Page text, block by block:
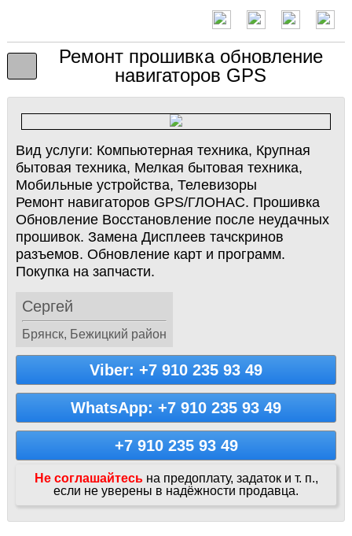
Ремонт прошивка обновление
навигаторов GPS
Вид услуги: Компьютерная техника, Крупная
бытовая техника, Мелкая бытовая техника,
Мобильные устройства, Телевизоры
Ремонт навигаторов GPS/ГЛОНАС. Прошивка
Обновление Восстановление после неудачных
прошивок. Замена Дисплеев тачскринов
разъемов. Обновление карт и программ.
Покупка на запчасти.
Сергей
Брянск, Бежицкий район
Viber: +7 910 235 93 49
WhatsApp: +7 910 235 93 49
+7 910 235 93 49
Не соглашайтесь на предоплату, задаток и т. п.,
если не уверены в надёжности продавца.